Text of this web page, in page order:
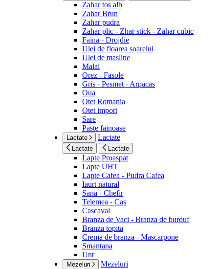
Zahar tos alb
Zahar Brun
Zahar pudra
Zahar plic - Zhar stick - Zahar cubic
Faina - Drojdie
Ulei de floarea soarelui
Ulei de masline
Malai
Orez - Fasole
Gris - Pesmet - Arpacas
Oua
Otet Romania
Otet import
Sare
Paste fainoase
Lactate Lactate
Lactate Lactate
Lapte Proaspat
Lapte UHT
Lapte Cafea - Pudra Cafea
Iaurt natural
Sana - Chefir
Telemea - Cas
Cascaval
Branza de Vaci - Branza de burduf
Branza topita
Crema de branza - Mascarpone
Smantana
Unt
Mezeluri Mezeluri